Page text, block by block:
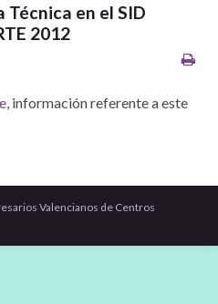
Técnica en el SID
2012
, información referente a este
Valencianos de Centros